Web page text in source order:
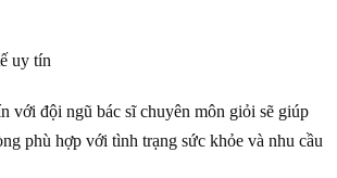
uy tín
với đội ngũ bác sĩ chuyên môn giỏi sẽ giúp
phù hợp với tình trạng sức khỏe và nhu cầu